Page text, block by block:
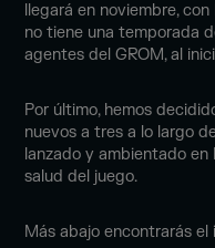
llegará en noviembre,
no tiene una temporada
agentes del GROM, al
Por último, hemos
nuevos a tres a lo largo
lanzado y ambientado en
salud del juego.
Más abajo encontrarás